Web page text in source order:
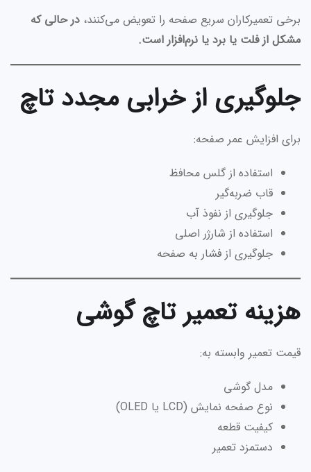
برخی تعمیرکاران سریع صفحه را تعویض می‌کنند، در حالی که
مشکل از فلت یا برد یا نرم‌افزار است.
جلوگیری از خرابی مجدد تاچ
برای افزایش عمر صفحه:
استفاده از گلس محافظ
قاب ضربه‌گیر
جلوگیری از نفوذ آب
استفاده از شارژر اصلی
جلوگیری از فشار به صفحه
هزینه تعمیر تاچ گوشی
قیمت تعمیر وابسته به:
مدل گوشی
نوع صفحه نمایش (LCD یا OLED)
کیفیت قطعه
دستمزد تعمیر